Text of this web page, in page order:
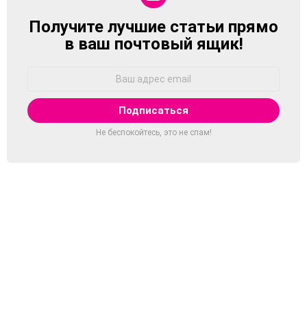
NEWSLETTER
Получите лучшие статьи прямо
в ваш почтовый ящик!
Не беспокойтесь, это не спам!